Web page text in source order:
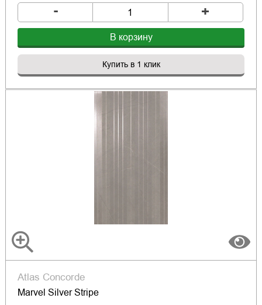
- +
В корзину
Купить в 1 клик
Atlas Concorde
Marvel Silver Stripe